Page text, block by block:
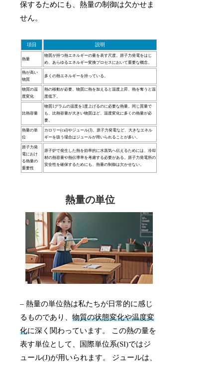
保するためにも、熱量の制御は欠かせま
せん。
項目 説明
熱量
物質が持つ熱エネルギーの量を表す尺度。原子力発電をはじ
め、あらゆるエネルギー変換プロセスにおいて重要な概念。
熱が高い
物質
多くの熱エネルギーを持っている。
物質の温
度変化
熱の移動が必要。物質に熱を加えると温度上昇、熱を奪うと温
度低下。
比熱容量
物質1グラムの温度を1度上げるのに必要な熱量。同じ質量で
も、比熱容量が大きい物質ほど、温度変化に多くの熱量が必
要。
熱量の単
位
カロリー(cal)やジュール(J)。原子力発電など、大きなエネル
ギーを扱う場合はジュールが用いられることが多い。
原子力発
電におけ
る熱量の
重要性
原子炉で発生した熱を効率的に水蒸気へ伝えるためには、冷却
材の熱容量や熱伝導率を考慮する必要がある。原子力発電所の
安全性を確保するためにも、熱量の制御は欠かせない。
熱量の単位
– 熱量の単位熱は私たちが日常的に感じ
るものであり、物質の状態変化や温度変
化に深く関わっています。 この熱の量を
表す単位として、国際単位系(SI)ではジ
ュール(J)が用いられます。 ジュールは、